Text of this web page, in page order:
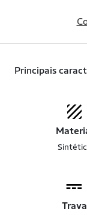
Principais
Trava